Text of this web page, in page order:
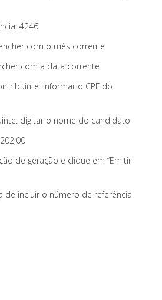
4246
com o mês corrente
com a data corrente
informar o CPF do
digitar o nome do candidato
de geração e clique em “Emitir
de incluir o número de referência